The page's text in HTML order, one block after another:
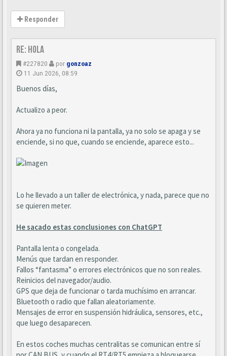
Responder
Re: Hola
#227820 por gonzoaz
11 Jun 2026, 08:59
Buenos días,
Actualizo a peor.
Ahora ya no funciona ni la pantalla, ya no solo se apaga y se
enciende, si no que, cuando se enciende, aparece esto...
Lo he llevado a un taller de electrónica, y nada, parece que no
se quieren meter.
He sacado estas conclusiones con ChatGPT
Pantalla lenta o congelada.
Menús que tardan en responder.
Fallos “fantasma” o errores electrónicos que no son reales.
Reinicios del navegador/audio.
GPS que deja de funcionar o tarda muchísimo en arrancar.
Bluetooth o radio que fallan aleatoriamente.
Mensajes de error en suspensión hidráulica, sensores, etc.,
que luego desaparecen.
En estos coches muchas centralitas se comunican entre sí